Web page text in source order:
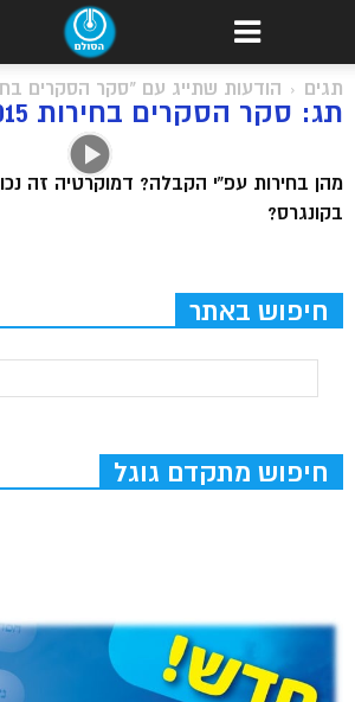
תגים הודעות שתייג עם "סקר הסקרים בחירות
תג: סקר הסקרים בחירות 2015
מהן בחירות עפ”י הקבלה? דמוקרטיה זה
בקונגרס?
חיפוש באתר
חיפוש מתקדם גוגל